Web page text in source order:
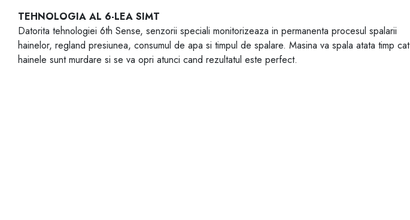
TEHNOLOGIA AL 6-LEA SIMT
Datorita tehnologiei 6th Sense, senzorii speciali monitorizeaza in permanenta procesul spalarii
hainelor, regland presiunea, consumul de apa si timpul de spalare. Masina va spala atata timp cat
hainele sunt murdare si se va opri atunci cand rezultatul este perfect.